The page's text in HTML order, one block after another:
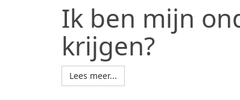
Ik ben mijn
krijgen?
Lees meer...